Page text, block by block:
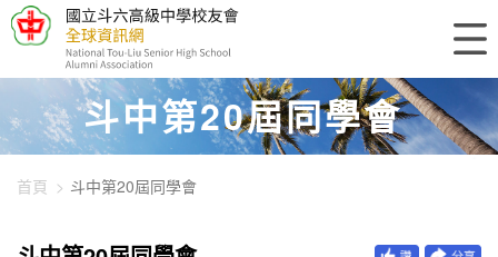
448-929
斗中第20屆同學會
首頁 斗中第20屆同學會